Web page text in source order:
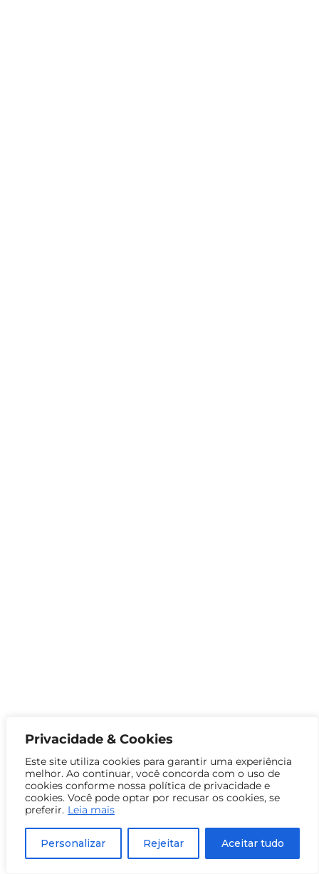
Privacidade & Cookies
Este site utiliza cookies para garantir uma experiência
melhor. Ao continuar, você concorda com o uso de
cookies conforme nossa política de privacidade e
cookies. Você pode optar por recusar os cookies, se
preferir. Leia mais
Personalizar Rejeitar Aceitar tudo